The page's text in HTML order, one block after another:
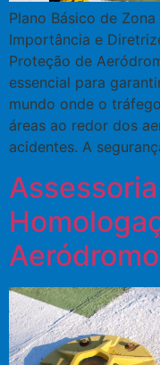
Plano Básico de
Importância e
Proteção de
essencial para
mundo onde o
áreas ao redor dos
acidentes. A